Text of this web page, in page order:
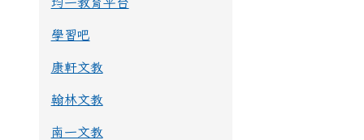
均一教育平台
學習吧
康軒文教
翰林文教
南一文教